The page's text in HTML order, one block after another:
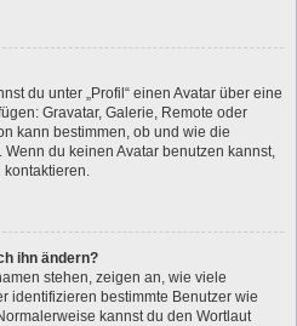
du unter „Profil“ einen Avatar über eine
Gravatar, Galerie, Remote oder
kann bestimmen, ob und wie die
du keinen Avatar benutzen kannst,
kontaktieren.
ihn ändern?
stehen, zeigen an, wie viele
identifizieren bestimmte Benutzer wie
kannst du den Wortlaut